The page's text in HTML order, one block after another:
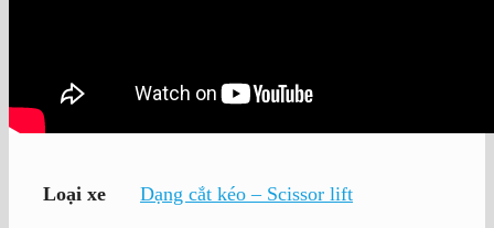
Loại xe Dạng cắt kéo – Scissor lift